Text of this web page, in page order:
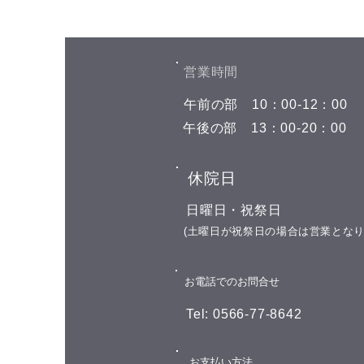
空き状況をお知らせします 8月7
ん 午後の部 空きがありません 8
月8日(土) 午前の部 空きがありま
8月9日(日)←今日はここです お休
み 8月10日(月) 午前の部 11:00 午
後の部 16:00 17:00 18:00 19:00 8
月11日(火) 山の日の祝日 お休み
​営業時間
​午前の部 ​10：00-12：00
​午後の部 ​13：00-20：00
​休院日
​日曜日・祝祭日
​(土曜日が祝祭日の場合は営業とな
​お電話でのお問合せ
Tel: 0566-77-8642